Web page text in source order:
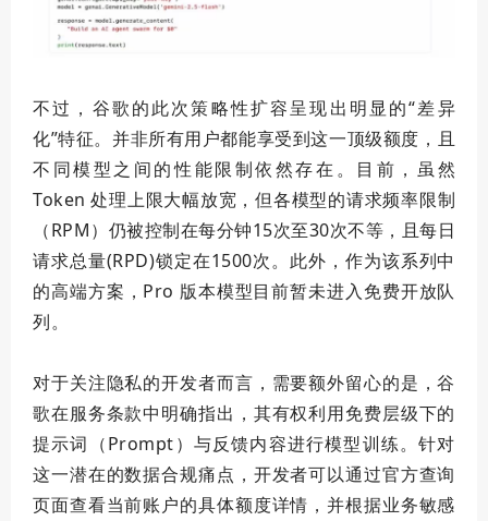
不过，谷歌的此次策略性扩容呈现出明显的“差异
化”特征。并非所有用户都能享受到这一顶级额度，且
不同模型之间的性能限制依然存在。目前，虽然
Token 处理上限大幅放宽，但各模型的请求频率限制
（RPM）仍被控制在每分钟15次至30次不等，且每日
请求总量(RPD)锁定在1500次。此外，作为该系列中
的高端方案，Pro 版本模型目前暂未进入免费开放队
列。
对于关注隐私的开发者而言，需要额外留心的是，谷
歌在服务条款中明确指出，其有权利用免费层级下的
提示词（Prompt）与反馈内容进行模型训练。针对
这一潜在的数据合规痛点，开发者可以通过官方查询
页面查看当前账户的具体额度详情，并根据业务敏感